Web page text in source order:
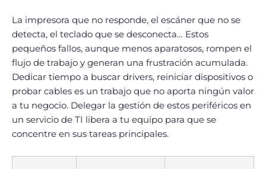
La impresora que no responde, el escáner que no se
detecta, el teclado que se desconecta… Estos
pequeños fallos, aunque menos aparatosos, rompen el
flujo de trabajo y generan una frustración acumulada.
Dedicar tiempo a buscar drivers, reiniciar dispositivos o
probar cables es un trabajo que no aporta ningún valor
a tu negocio. Delegar la gestión de estos periféricos en
un servicio de TI libera a tu equipo para que se
concentre en sus tareas principales.